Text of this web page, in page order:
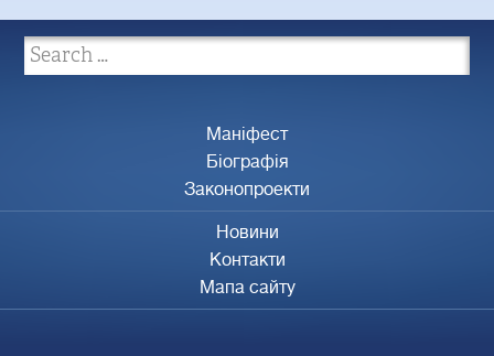
Маніфест
Біографія
Законопроекти
Новини
Контакти
Мапа сайту